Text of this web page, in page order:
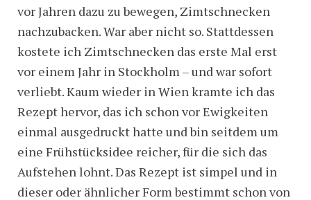
vor Jahren dazu zu bewegen, Zimtschnecken
nachzubacken. War aber nicht so. Stattdessen
kostete ich Zimtschnecken das erste Mal erst
vor einem Jahr in Stockholm – und war sofort
verliebt. Kaum wieder in Wien kramte ich das
Rezept hervor, das ich schon vor Ewigkeiten
einmal ausgedruckt hatte und bin seitdem um
eine Frühstücksidee reicher, für die sich das
Aufstehen lohnt. Das Rezept ist simpel und in
dieser oder ähnlicher Form bestimmt schon von